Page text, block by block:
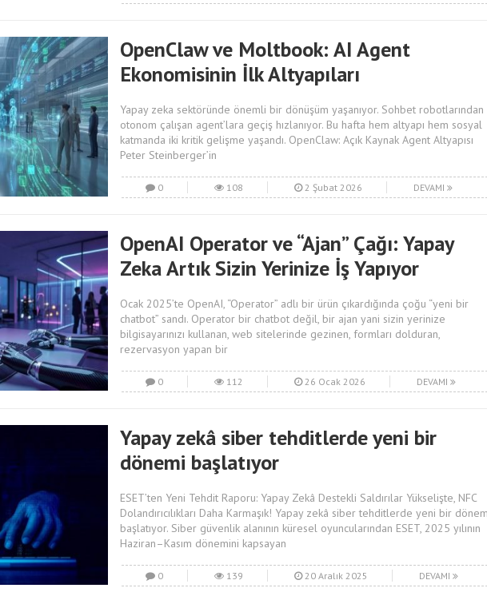
OpenClaw ve Moltbook: AI Agent
Ekonomisinin İlk Altyapıları
Yapay zeka sektöründe önemli bir dönüşüm yaşanıyor. Sohbet robotlarından
otonom çalışan agent’lara geçiş hızlanıyor. Bu hafta hem altyapı hem sosyal
katmanda iki kritik gelişme yaşandı. OpenClaw: Açık Kaynak Agent Altyapısı
Peter Steinberger’in
0 108 2 Şubat 2026 DEVAMI
OpenAI Operator ve “Ajan” Çağı: Yapay
Zeka Artık Sizin Yerinize İş Yapıyor
Ocak 2025’te OpenAI, “Operator” adlı bir ürün çıkardığında çoğu “yeni bir
chatbot” sandı. Operator bir chatbot değil, bir ajan yani sizin yerinize
bilgisayarınızı kullanan, web sitelerinde gezinen, formları dolduran,
rezervasyon yapan bir
0 112 26 Ocak 2026 DEVAMI
Yapay zekâ siber tehditlerde yeni bir
dönemi başlatıyor
ESET’ten Yeni Tehdit Raporu: Yapay Zekâ Destekli Saldırılar Yükselişte, NFC
Dolandırıcılıkları Daha Karmaşık! Yapay zekâ siber tehditlerde yeni bir
başlatıyor. Siber güvenlik alanının küresel oyuncularından ESET, 2025 yılının
Haziran–Kasım dönemini kapsayan
0 139 20 Aralık 2025 DEVAMI